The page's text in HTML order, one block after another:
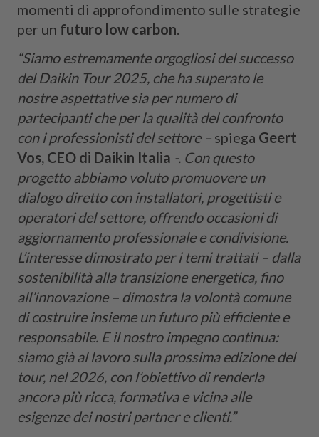
momenti di approfondimento sulle strategie
per un futuro low carbon.
“Siamo estremamente orgogliosi del successo
del Daikin Tour 2025, che ha superato le
nostre aspettative sia per numero di
partecipanti che per la qualità del confronto
con i professionisti del settore – spiega Geert
Vos, CEO di Daikin Italia -. Con questo
progetto abbiamo voluto promuovere un
dialogo diretto con installatori, progettisti e
operatori del settore, offrendo occasioni di
aggiornamento professionale e condivisione.
L’interesse dimostrato per i temi trattati – dalla
sostenibilità alla transizione energetica, fino
all’innovazione – dimostra la volontà comune
di costruire insieme un futuro più efficiente e
responsabile. E il nostro impegno continua:
siamo già al lavoro sulla prossima edizione del
tour, nel 2026, con l’obiettivo di renderla
ancora più ricca, formativa e vicina alle
esigenze dei nostri partner e clienti.”